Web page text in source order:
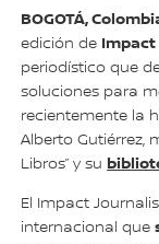
BOGOTÁ,
edición de Impact
periodístico que
soluciones para
recientemente la
Alberto Gutiérrez,
Libros” y su
El Impact
internacional que